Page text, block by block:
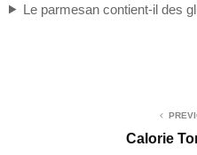
Le parmesan contient-il des
Calorie